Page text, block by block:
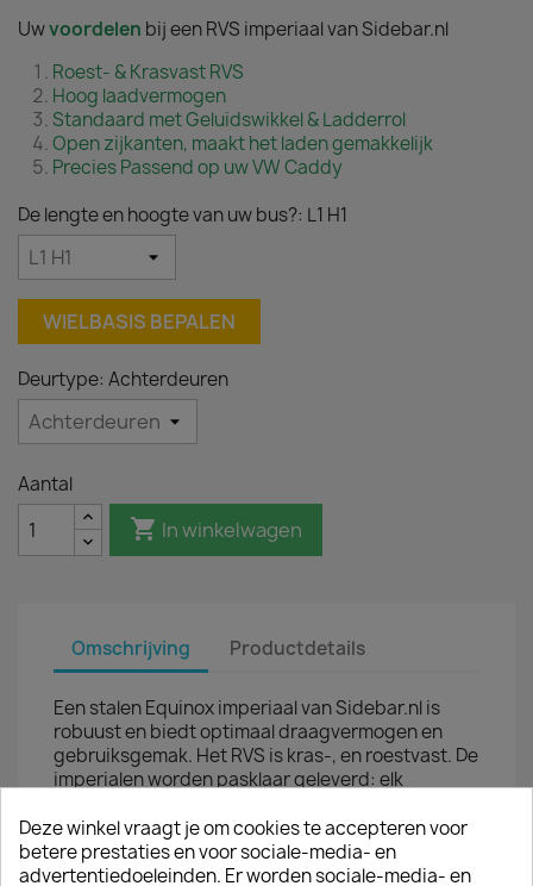
Uwvoordelen bij een RVS imperiaal van Sidebar.nl
Roest- & Krasvast RVS
Hoog laadvermogen
Standaard met Geluidswikkel & Ladderrol
Open zijkanten, maakt het laden gemakkelijk
Precies Passend op uw VW Caddy
De lengte en hoogte van uw bus?: L1 H1
WIELBASIS BEPALEN
Deurtype: Achterdeuren
Aantal
 In winkelwagen
Omschrijving Productdetails
Een stalen Equinox imperiaal van Sidebar.nl is
robuust en biedt optimaal draagvermogen en
gebruiksgemak. Het RVS is kras-, en roestvast. De
imperialen worden pasklaar geleverd: elk
bedrijfsauto, waardoor de montage op de
bestelauto eenvoudig is. Elk RVS imperial is
standaard voorzien van een ladderrol en een
Deze winkel vraagt je om cookies te accepteren voor
betere prestaties en voor sociale-media- en
advertentiedoeleinden. Er worden sociale-media- en